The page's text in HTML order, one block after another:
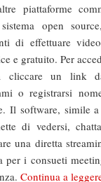
piattaforme
open
di effettuare
e gratuito. Per
cliccare un link
o registrarsi
Il software, simile
di vedersi,
una diretta
per i consueti
Continua a